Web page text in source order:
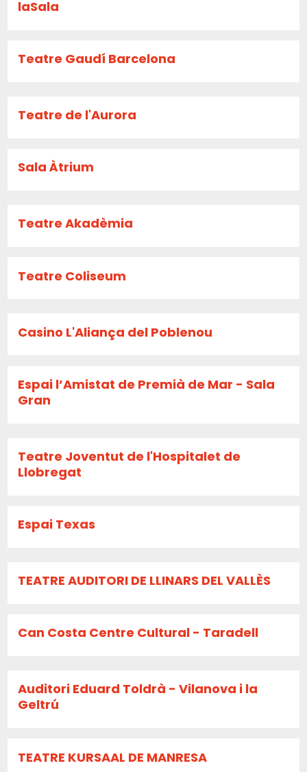
laSala
Teatre Gaudí Barcelona
Teatre de l'Aurora
Sala Àtrium
Teatre Akadèmia
Teatre Coliseum
Casino L'Aliança del Poblenou
Espai l’Amistat de Premià de Mar - Sala
Gran
Teatre Joventut de l'Hospitalet de
Llobregat
Espai Texas
TEATRE AUDITORI DE LLINARS DEL VALLÈS
Can Costa Centre Cultural - Taradell
Auditori Eduard Toldrà - Vilanova i la
Geltrú
TEATRE KURSAAL DE MANRESA